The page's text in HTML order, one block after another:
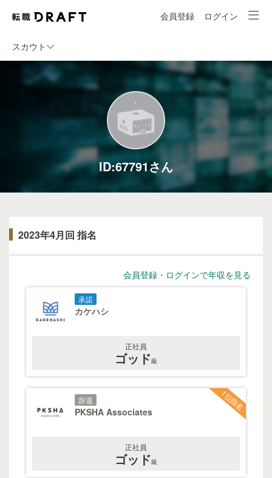
会員登録 ログイン
スカウト
ID:67791さん
2023年4月回 指名
会員登録・ログインで年収を見る
承諾
カケハシ
正社員
ゴッド級
1位指名
辞退
PKSHA Associates
正社員
ゴッド級